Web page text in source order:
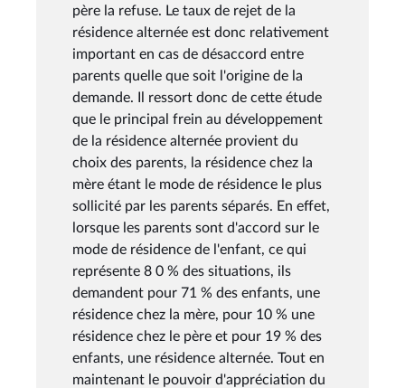
père la refuse. Le taux de rejet de la
résidence alternée est donc relativement
important en cas de désaccord entre
parents quelle que soit l'origine de la
demande. Il ressort donc de cette étude
que le principal frein au développement
de la résidence alternée provient du
choix des parents, la résidence chez la
mère étant le mode de résidence le plus
sollicité par les parents séparés. En effet,
lorsque les parents sont d'accord sur le
mode de résidence de l'enfant, ce qui
représente 8 0 % des situations, ils
demandent pour 71 % des enfants, une
résidence chez la mère, pour 10 % une
résidence chez le père et pour 19 % des
enfants, une résidence alternée. Tout en
maintenant le pouvoir d'appréciation du